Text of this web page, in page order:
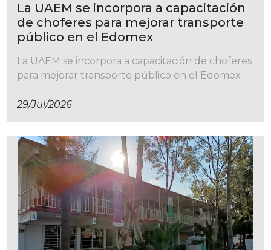
La UAEM se incorpora a capacitación
de choferes para mejorar transporte
público en el Edomex
La UAEM se incorpora a capacitación de choferes
para mejorar transporte público en el Edomex
29/jul/2026